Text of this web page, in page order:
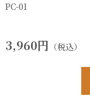
PC-01
3,960円 （税込）